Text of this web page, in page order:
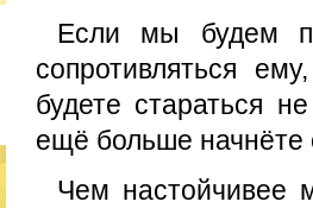
Если мы будем
сопротивляться
будете стараться
ещё больше начнёте
Чем настойчивее